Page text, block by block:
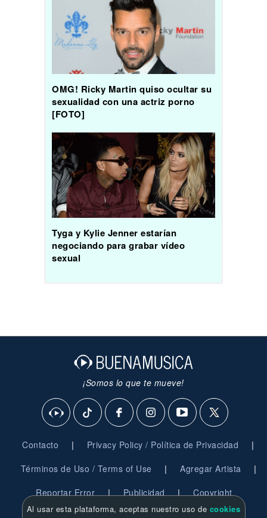
OMG! Ricky Martin quiso ocultar su
sexualidad con una actriz porno
[FOTO]
Tyga y Kylie Jenner estarían
negociando para grabar vídeo
sexual
¡Somos lo que te mueve!
Contacto | Privacy Policy / Política de Privacidad |
Términos de Uso / Terms of Use | Agregar Artista |
Reportar Error | Publicidad | Copyright
Al usar esta plataforma, aceptas nuestro uso de cookies